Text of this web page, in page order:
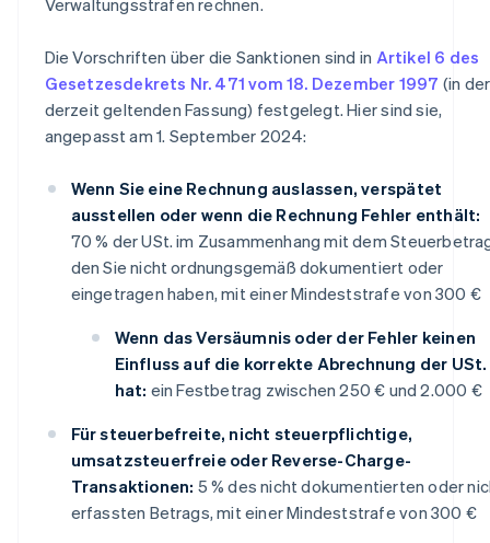
Die Vorschriften über die Sanktionen sind in Artikel 6 des
Gesetzesdekrets Nr. 471 vom 18. Dezember 1997 (in der
derzeit geltenden Fassung) festgelegt. Hier sind sie,
angepasst am 1. September 2024:
Wenn Sie eine Rechnung auslassen, verspätet
ausstellen oder wenn die Rechnung Fehler enthält:
70 % der USt. im Zusammenhang mit dem
den Sie nicht ordnungsgemäß dokumentiert oder
eingetragen haben, mit einer Mindeststrafe von 300 €
Wenn das Versäumnis oder der Fehler keinen
Einfluss auf die korrekte Abrechnung der USt.
hat: ein Festbetrag zwischen 250 € und 2.000 €
Für steuerbefreite, nicht steuerpflichtige,
umsatzsteuerfreie oder Reverse-Charge-
Transaktionen: 5 % des nicht dokumentierten oder
erfassten Betrags, mit einer Mindeststrafe von 300 €